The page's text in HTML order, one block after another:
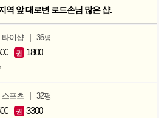
역 앞 대로변 로드손님 많은 샵.
타이샵 | 36평
권 1800
스포츠 | 32평
권 3300